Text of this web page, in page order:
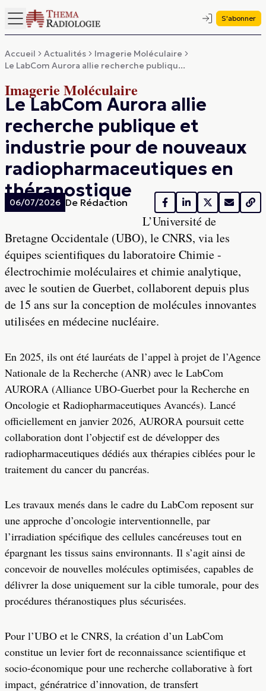
S'abonner
Accueil Actualités
Imagerie Moléculaire
Le LabCom Aurora allie recherche publiqu...
Imagerie Moléculaire
Le LabCom Aurora allie
recherche publique et
industrie pour de nouveaux
radiopharmaceutiques en
théranostique
06/07/2026 De Rédaction
L’Université de
Bretagne Occidentale (UBO), le CNRS, via les
équipes scientifiques du laboratoire Chimie -
électrochimie moléculaires et chimie analytique,
avec le soutien de Guerbet, collaborent depuis plus
de 15 ans sur la conception de molécules innovantes
utilisées en médecine nucléaire.
En 2025, ils ont été lauréats de l’appel à projet de l’Agence
Nationale de la Recherche (ANR) avec le LabCom
AURORA (Alliance UBO-Guerbet pour la Recherche en
Oncologie et Radiopharmaceutiques Avancés). Lancé
officiellement en janvier 2026, AURORA poursuit cette
collaboration dont l’objectif est de développer des
radiopharmaceutiques dédiés aux thérapies ciblées pour le
traitement du cancer du pancréas.
Les travaux menés dans le cadre du LabCom reposent sur
une approche d’oncologie interventionnelle, par
l’irradiation spécifique des cellules cancéreuses tout en
épargnant les tissus sains environnants. Il s’agit ainsi de
concevoir de nouvelles molécules optimisées, capables de
délivrer la dose uniquement sur la cible tumorale, pour des
procédures théranostiques plus sécurisées.
Pour l’UBO et le CNRS, la création d’un LabCom
constitue un levier fort de reconnaissance scientifique et
socio-économique pour une recherche collaborative à fort
impact, génératrice d’innovation, de transfert